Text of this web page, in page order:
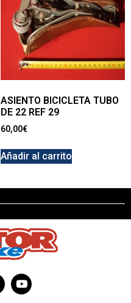
ASIENTO BICICLETA TUBO
DE 22 REF 29
60,00€
Añadir al carrito